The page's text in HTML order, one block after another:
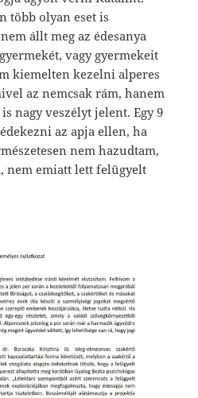
több olyan eset is
állt meg az édesanya
vagy gyermekeit
kiemelten kezelni alperes
az nemcsak rám, hanem
nagy veszélyt jelent. Egy 9
az apja ellen, ha
nem hazudtam,
nem emiatt lett felügyelt